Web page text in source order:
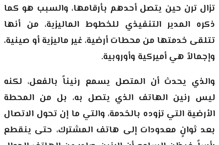
تزال ترن حين يتصل أحدهم بأرقامها، والسبب هو كما
ذكره المدير التنفيذي للخطوط الماليزية، من أنها
تتلقى خدمتها من محطات أرضية، غير ماليزية أو صينية،
وإجمالاً هي أميركية وأوروبية.
والذي يحدث أن المتصل يسمع رنيناً بالفعل، لكنه
ليس رنين الهاتف الذي يتصل به، بل من المحطة
الأرضية التي تزوده بالخدمة، والتي ما إن تحول الاتصال
بعد ثوانٍ معدودات إلى هاتف المشترك، حتى ينقطع